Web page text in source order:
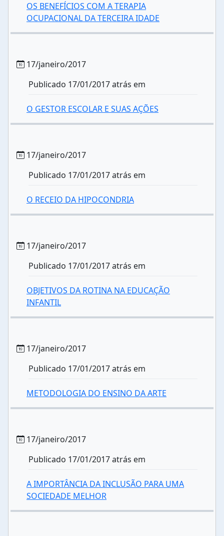
OS BENEFÍCIOS COM A TERAPIA
OCUPACIONAL DA TERCEIRA IDADE
17/janeiro/2017
Publicado 17/01/2017 atrás em
O GESTOR ESCOLAR E SUAS AÇÕES
17/janeiro/2017
Publicado 17/01/2017 atrás em
O RECEIO DA HIPOCONDRIA
17/janeiro/2017
Publicado 17/01/2017 atrás em
OBJETIVOS DA ROTINA NA EDUCAÇÃO
INFANTIL
17/janeiro/2017
Publicado 17/01/2017 atrás em
METODOLOGIA DO ENSINO DA ARTE
17/janeiro/2017
Publicado 17/01/2017 atrás em
A IMPORTÂNCIA DA INCLUSÃO PARA UMA
SOCIEDADE MELHOR